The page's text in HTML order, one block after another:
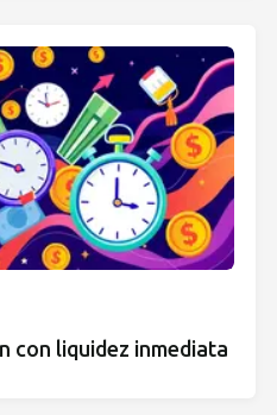
con liquidez inmediata